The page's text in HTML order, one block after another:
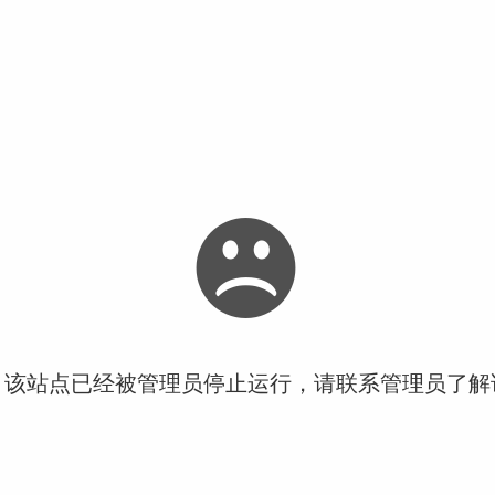
站点已经被管理员停止运行，请联系管理员了